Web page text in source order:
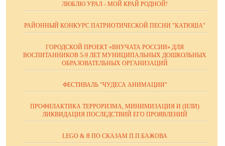
ЛЮБЛЮ УРАЛ - МОЙ КРАЙ РОДНОЙ!
РАЙОННЫЙ КОНКУРС ПАТРИОТИЧЕСКОЙ ПЕСНИ "КАТЮША"
ГОРОДСКОЙ ПРОЕКТ «ВНУЧАТА РОССИИ» ДЛЯ
ВОСПИТАННИКОВ 5-9 ЛЕТ МУНИЦИПАЛЬНЫХ ДОШКОЛЬНЫХ
ОБРАЗОВАТЕЛЬНЫХ ОРГАНИЗАЦИЙ
ФЕСТИВАЛЬ "ЧУДЕСА АНИМАЦИИ"
ПРОФИЛАКТИКА ТЕРРОРИЗМА, МИНИМИЗАЦИЯ И (ИЛИ)
ЛИКВИДАЦИЯ ПОСЛЕДСТВИЙ ЕГО ПРОЯВЛЕНИЙ
LEGO & Я ПО СКАЗАМ П.П.БАЖОВА